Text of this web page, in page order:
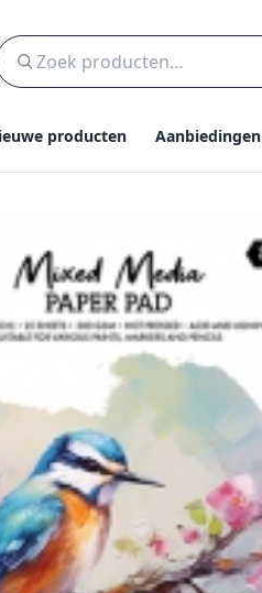
producten Aanbiedingen